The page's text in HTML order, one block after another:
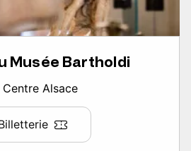
Musée Bartholdi
Centre Alsace